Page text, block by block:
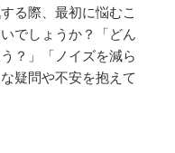
Apple Podcasts
Spotify
る際、最初に悩むこ
でしょうか？「どん
？」「ノイズを減ら
疑問や不安を抱えて